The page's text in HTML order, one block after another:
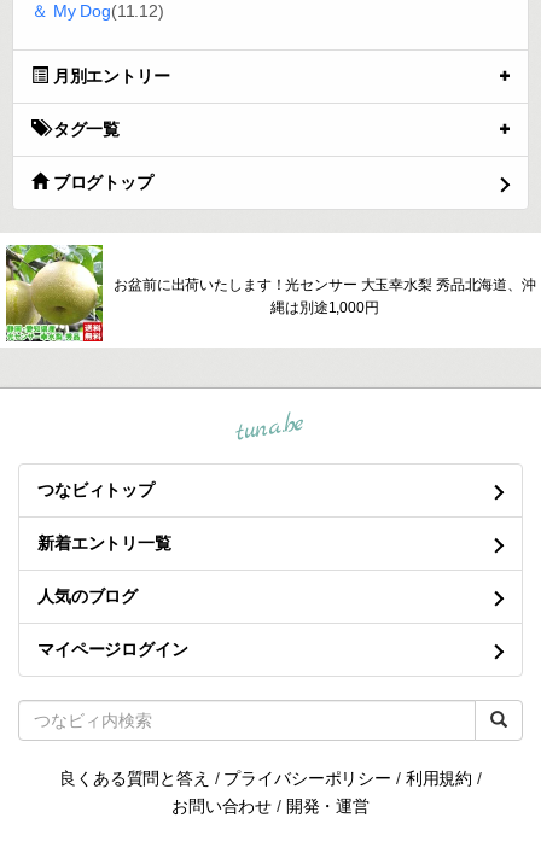
＆ My Dog(11.12)
月別エントリー
タグ一覧
ブログトップ
お盆前に出荷いたします！光センサー 大玉幸水梨 秀品北海道、沖
縄は別途1,000円
tuna.be
つなビィトップ
新着エントリ一覧
人気のブログ
マイページログイン
良くある質問と答え / プライバシーポリシー / 利用規約 /
お問い合わせ / 開発・運営